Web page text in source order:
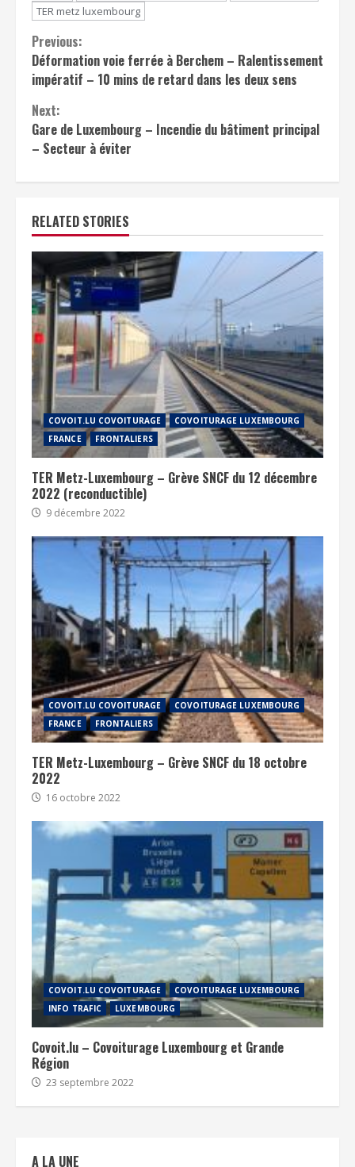
TER metz luxembourg
Continue
Reading
Previous:
Déformation voie ferrée à Berchem – Ralentissement
impératif – 10 mins de retard dans les deux sens
Next:
Gare de Luxembourg – Incendie du bâtiment principal
– Secteur à éviter
RELATED STORIES
COVOIT.LU COVOITURAGE
COVOITURAGE LUXEMBOURG
FRANCE
FRONTALIERS
TER Metz-Luxembourg – Grève SNCF du 12 décembre
2022 (reconductible)
9 décembre 2022
COVOIT.LU COVOITURAGE
COVOITURAGE LUXEMBOURG
FRANCE
FRONTALIERS
TER Metz-Luxembourg – Grève SNCF du 18 octobre
2022
16 octobre 2022
COVOIT.LU COVOITURAGE
COVOITURAGE LUXEMBOURG
INFO TRAFIC
LUXEMBOURG
Covoit.lu – Covoiturage Luxembourg et Grande
Région
23 septembre 2022
A LA UNE